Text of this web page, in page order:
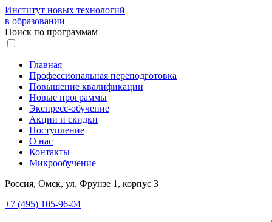
Институт новых технологий
в образовании
Поиск по программам
Главная
Профессиональная переподготовка
Повышение квалификации
Новые программы
Экспресс-обучение
Акции и скидки
Поступление
О нас
Контакты
Микрообучение
Россия, Омск, ул. Фрунзе 1, корпус 3
+7 (495) 105-96-04